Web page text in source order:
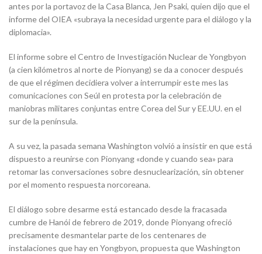
antes por la portavoz de la Casa Blanca, Jen Psaki, quien dijo que el
informe del OIEA «subraya la necesidad urgente para el diálogo y la
diplomacia».
El informe sobre el Centro de Investigación Nuclear de Yongbyon
(a cien kilómetros al norte de Pionyang) se da a conocer después
de que el régimen decidiera volver a interrumpir este mes las
comunicaciones con Seúl en protesta por la celebración de
maniobras militares conjuntas entre Corea del Sur y EE.UU. en el
sur de la península.
A su vez, la pasada semana Washington volvió a insistir en que está
dispuesto a reunirse con Pionyang «donde y cuando sea» para
retomar las conversaciones sobre desnuclearización, sin obtener
por el momento respuesta norcoreana.
El diálogo sobre desarme está estancado desde la fracasada
cumbre de Hanói de febrero de 2019, donde Pionyang ofreció
precisamente desmantelar parte de los centenares de
instalaciones que hay en Yongbyon, propuesta que Washington